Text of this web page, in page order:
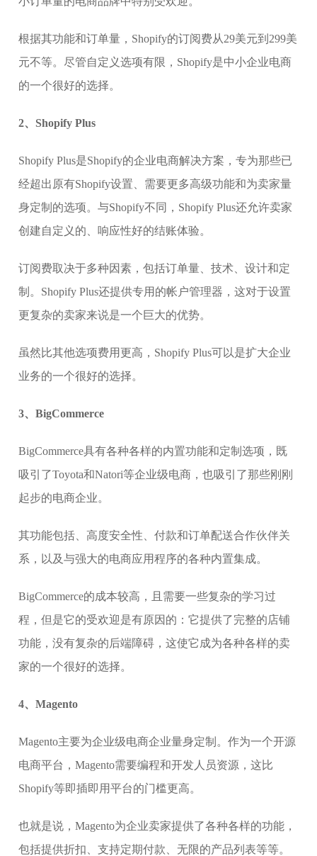
根据其功能和订单量，Shopify的订阅费从29美元到299美
元不等。尽管自定义选项有限，Shopify是中小企业电商
的一个很好的选择。
2、Shopify Plus
Shopify Plus是Shopify的企业电商解决方案，专为那些已
经超出原有Shopify设置、需要更多高级功能和为卖家量
身定制的选项。与Shopify不同，Shopify Plus还允许卖家
创建自定义的、响应性好的结账体验。
订阅费取决于多种因素，包括订单量、技术、设计和定
制。Shopify Plus还提供专用的帐户管理器，这对于设置
更复杂的卖家来说是一个巨大的优势。
虽然比其他选项费用更高，Shopify Plus可以是扩大企业
业务的一个很好的选择。
3、BigCommerce
BigCommerce具有各种各样的内置功能和定制选项，既
吸引了Toyota和Natori等企业级电商，也吸引了那些刚刚
起步的电商企业。
其功能包括、高度安全性、付款和订单配送合作伙伴关
系，以及与强大的电商应用程序的各种内置集成。
BigCommerce的成本较高，且需要一些复杂的学习过
程，但是它的受欢迎是有原因的：它提供了完整的店铺
功能，没有复杂的后端障碍，这使它成为各种各样的卖
家的一个很好的选择。
4、Magento
Magento主要为企业级电商企业量身定制。作为一个开源
电商平台，Magento需要编程和开发人员资源，这比
Shopify等即插即用平台的门槛更高。
也就是说，Magento为企业卖家提供了各种各样的功能，
包括提供折扣、支持定期付款、无限的产品列表等等。